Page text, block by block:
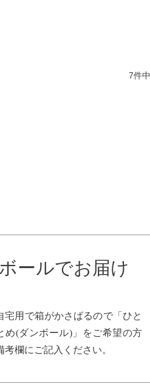
7件中
ールでお届け
宅用で箱がかさばるので「ひと
め(ダンボール)」をご希望の方
考欄にご記入ください。